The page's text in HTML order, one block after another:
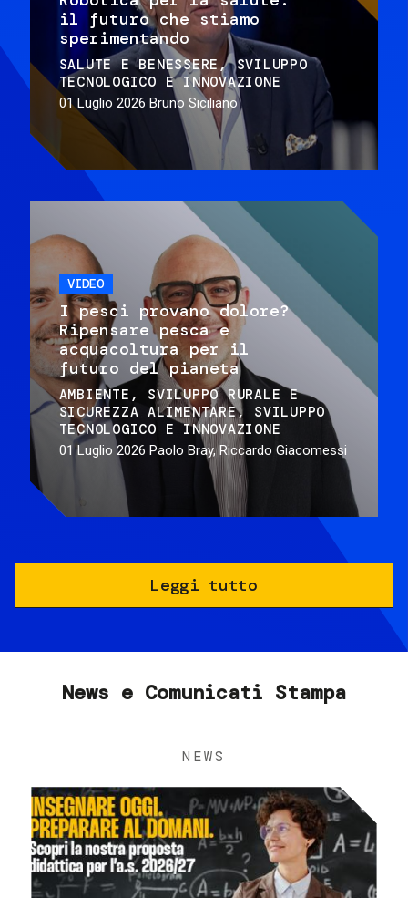
il futuro che stiamo
sperimentando
SALUTE E BENESSERE
SVILUPPO
TECNOLOGICO E INNOVAZIONE
01 Luglio 2026 Bruno Siciliano
VIDEO
I pesci provano dolore?
Ripensare pesca e
acquacoltura per il
futuro del pianeta
AMBIENTE
SVILUPPO RURALE E
SICUREZZA ALIMENTARE
SVILUPPO
TECNOLOGICO E INNOVAZIONE
01 Luglio 2026 Paolo Bray, Riccardo Giacomessi
Leggi tutto
News e Comunicati Stampa
NEWS